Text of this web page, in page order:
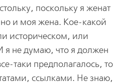
поскольку я женат
и моя жена. Кое-какой
историческом, или
я не думаю, что я должен
таки предполагалось, то
ссылками. Не знаю,